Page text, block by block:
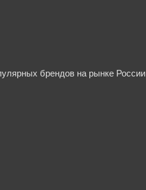
брендов на рынке России